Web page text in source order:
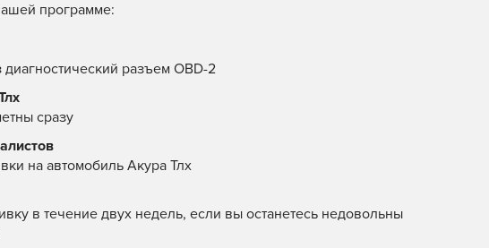
программе:
разъем OBD-2
сразу
на автомобиль Акура Тлх
в течение двух недель, если вы останетесь недовольны